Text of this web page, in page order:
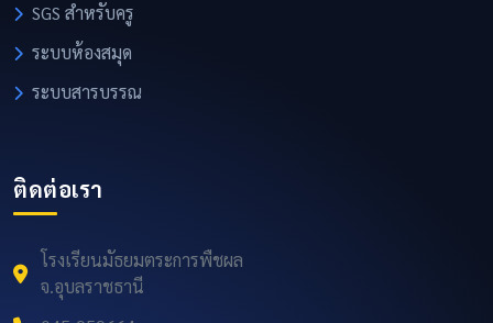
SGS สำหรับครู
ระบบห้องสมุด
ระบบสารบรรณ
ติดต่อเรา
โรงเรียนมัธยมตระการพืชผล
จ.อุบลราชธานี